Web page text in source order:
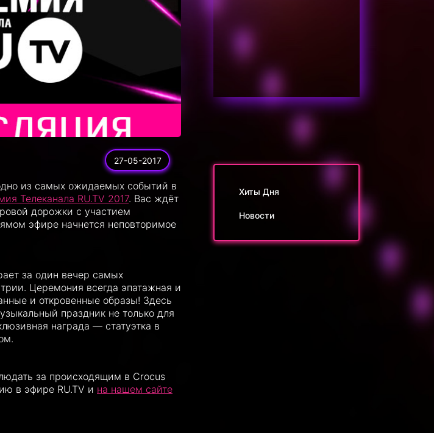
27-05-2017
из самых ожидаемых событий в
Телеканала RU.TV 2017. Вас ждёт
дорожки с участием
эфире начнется неповторимое
за один вечер самых
Церемония всегда эпатажная и
и откровенные образы! Здесь
праздник не только для
награда — статуэтка в
за происходящим в Crocus
в эфире RU.TV и на нашем сайте
Хиты Дня
Новости